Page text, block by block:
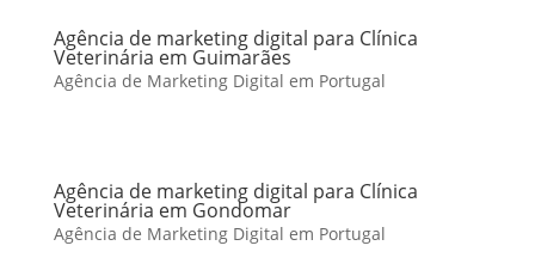
Agência de marketing digital para Clínica
Veterinária em Guimarães
Agência de Marketing Digital em Portugal
Agência de marketing digital para Clínica
Veterinária em Gondomar
Agência de Marketing Digital em Portugal